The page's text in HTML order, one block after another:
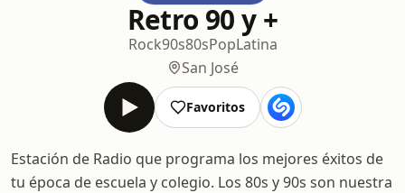
Retro 90 y +
Rock90s80sPopLatina
San José
Favoritos
Estación de Radio que programa los mejores éxitos de
tu época de escuela y colegio. Los 80s y 90s son nuestra